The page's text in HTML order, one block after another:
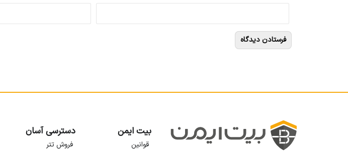
بیت ایمن
قوانین
دسترسی آسان
فروش تتر